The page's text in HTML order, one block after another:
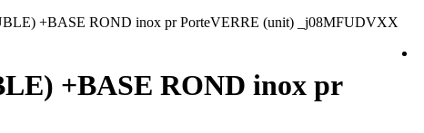
+BASE ROND inox pr PorteVERRE (unit) _j08MFUDVXX
+BASE ROND inox pr